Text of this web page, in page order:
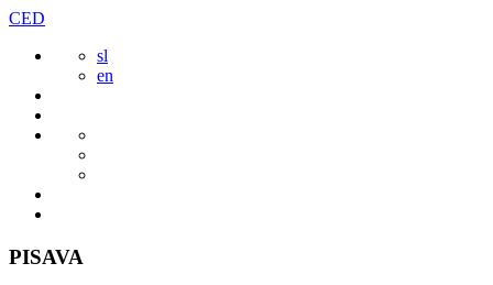
Preskoči
vsebine
CED
sl
en
PISAVA